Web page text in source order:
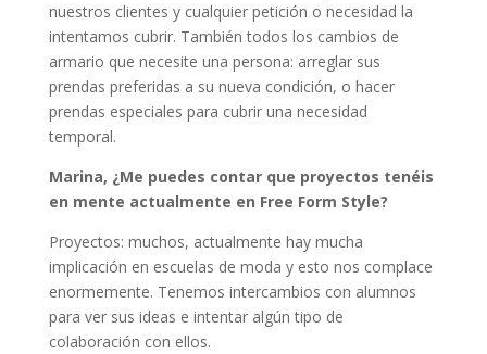
nuestros clientes y cualquier petición o necesidad la
intentamos cubrir. También todos los cambios de
armario que necesite una persona: arreglar sus
prendas preferidas a su nueva condición, o hacer
prendas especiales para cubrir una necesidad
temporal.
Marina, ¿Me puedes contar que proyectos tenéis
en mente actualmente en Free Form Style?
Proyectos: muchos, actualmente hay mucha
implicación en escuelas de moda y esto nos complace
enormemente. Tenemos intercambios con alumnos
para ver sus ideas e intentar algún tipo de
colaboración con ellos.